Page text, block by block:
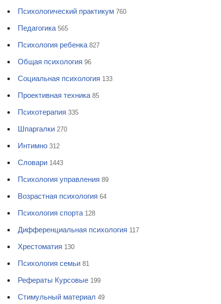
Психологический практикум 760
Педагогика 565
Психология ребенка 827
Общая психология 96
Социальная психология 133
Проективная техника 85
Психотерапия 335
Шпаргалки 270
Интимно 312
Словари 1443
Психология управления 89
Возрастная психология 64
Психология спорта 128
Дифференциальная психология 117
Хрестоматия 130
Психология семьи 81
Рефераты Курсовые 199
Стимульный материал 49